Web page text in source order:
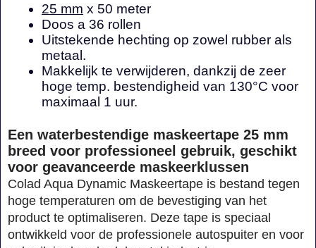
25 mm x 50 meter
Doos a 36 rollen
Uitstekende hechting op zowel rubber als
metaal.
Makkelijk te verwijderen, dankzij de zeer
hoge temp. bestendigheid van 130°C voor
maximaal 1 uur.
Een waterbestendige maskeertape 25 mm
breed voor professioneel gebruik, geschikt
voor geavanceerde maskeerklussen
Colad Aqua Dynamic Maskeertape is bestand tegen
hoge temperaturen om de bevestiging van het
product te optimaliseren. Deze tape is speciaal
ontwikkeld voor de professionele autospuiter en voor